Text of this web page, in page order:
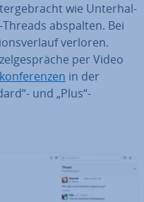
wie Un­ter­hal­
abspalten. Bei
verloren.
per Video
in der
und „Plus“-